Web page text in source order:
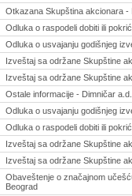
Otkazana Skupština akcionara -
Odluka o raspodeli dobiti ili
Odluka o usvajanju godišnjeg
Izveštaj sa održane Skupštine
Izveštaj sa održane Skupštine
Ostale informacije - Dimničar
Odluka o usvajanju godišnjeg
Odluka o raspodeli dobiti ili
Izveštaj sa održane Skupštine
Izveštaj sa održane Skupštine
Obaveštenje o značajnom
Beograd